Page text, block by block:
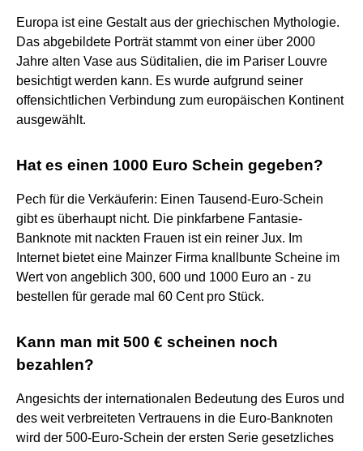
Europa ist eine Gestalt aus der griechischen Mythologie.
Das abgebildete Porträt stammt von einer über 2000
Jahre alten Vase aus Süditalien, die im Pariser Louvre
besichtigt werden kann. Es wurde aufgrund seiner
offensichtlichen Verbindung zum europäischen Kontinent
ausgewählt.
Hat es einen 1000 Euro Schein gegeben?
Pech für die Verkäuferin: Einen Tausend-Euro-Schein
gibt es überhaupt nicht. Die pinkfarbene Fantasie-
Banknote mit nackten Frauen ist ein reiner Jux. Im
Internet bietet eine Mainzer Firma knallbunte Scheine im
Wert von angeblich 300, 600 und 1000 Euro an - zu
bestellen für gerade mal 60 Cent pro Stück.
Kann man mit 500 € scheinen noch
bezahlen?
Angesichts der internationalen Bedeutung des Euros und
des weit verbreiteten Vertrauens in die Euro-Banknoten
wird der 500-Euro-Schein der ersten Serie gesetzliches